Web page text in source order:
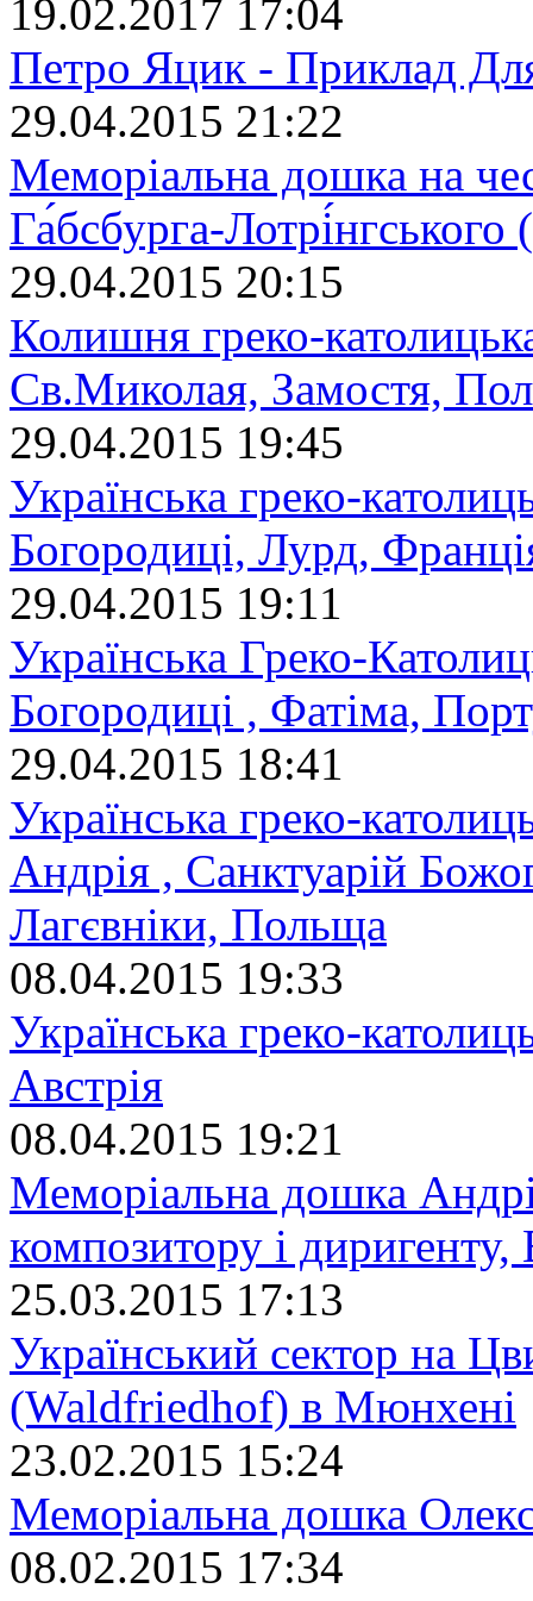
19.02.2017 17:04
Петро Яцик - Приклад
29.04.2015 21:22
Меморіальна дошка на
Га́бсбурга-
29.04.2015 20:15
Колишня греко-
Св.Миколая, Замостя,
29.04.2015 19:45
Українська греко-
Богородиці, Лурд,
29.04.2015 19:11
Українська Греко-
Богородиці , Фатіма,
29.04.2015 18:41
Українська греко-
Андрія , Санктуарій
Лагєвніки, Польща
08.04.2015 19:33
Українська греко-
Австрія
08.04.2015 19:21
Меморіальна дошка
композитору і диригенту,
25.03.2015 17:13
Український сектор на
(Waldfriedhof) в Мюнхені
23.02.2015 15:24
Меморіальна дошка
08.02.2015 17:34